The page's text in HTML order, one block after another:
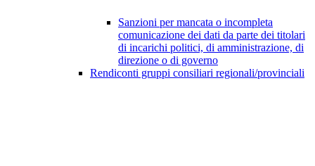
Sanzioni per mancata o incompleta
comunicazione dei dati da parte dei titolari
di incarichi politici, di amministrazione, di
direzione o di governo
Rendiconti gruppi consiliari regionali/provinciali